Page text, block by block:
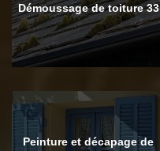
Démoussage de toiture 33
Peinture et décapage de